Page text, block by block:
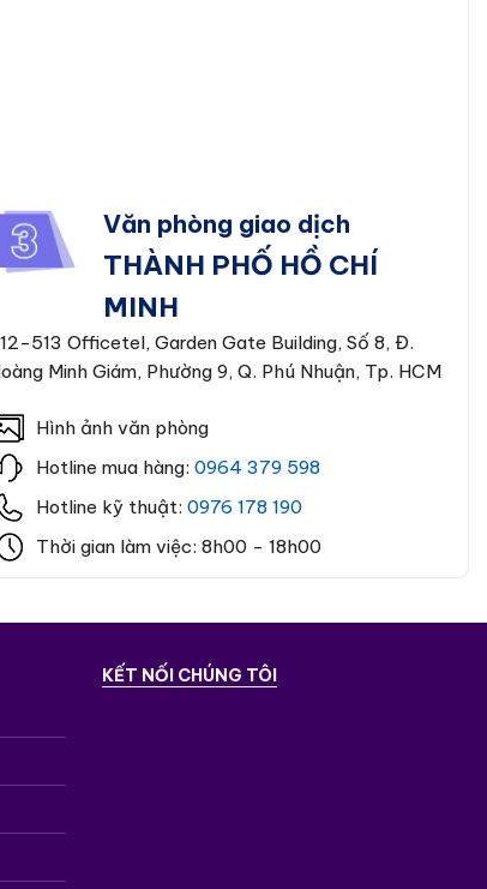
Văn phòng giao dịch
THÀNH PHỐ HỒ CHÍ
MINH
513 Officetel, Garden Gate Building, Số 8, Đ.
Minh Giám, Phường 9, Q. Phú Nhuận, Tp. HCM
Hình ảnh văn phòng
Hotline mua hàng: 0964 379 598
Hotline kỹ thuật: 0976 178 190
Thời gian làm việc: 8h00 - 18h00
KẾT NỐI CHÚNG TÔI